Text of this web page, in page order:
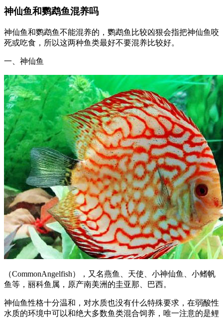
神仙鱼和鹦鹉鱼混养吗
神仙鱼和鹦鹉鱼不能混养的，鹦鹉鱼比较凶狠会指把神仙鱼咬
死或吃食，所以这两种鱼类最好不要混养比较好。
一、神仙鱼
（CommonAngelfish），又名燕鱼、天使、小神仙鱼、小鳍帆
鱼等，丽科鱼属，原产南美洲的圭亚那、巴西。
神仙鱼性格十分温和，对水质也没有什么特殊要求，在弱酸性
水质的环境中可以和绝大多数鱼类混合饲养，唯一注意的是鲤